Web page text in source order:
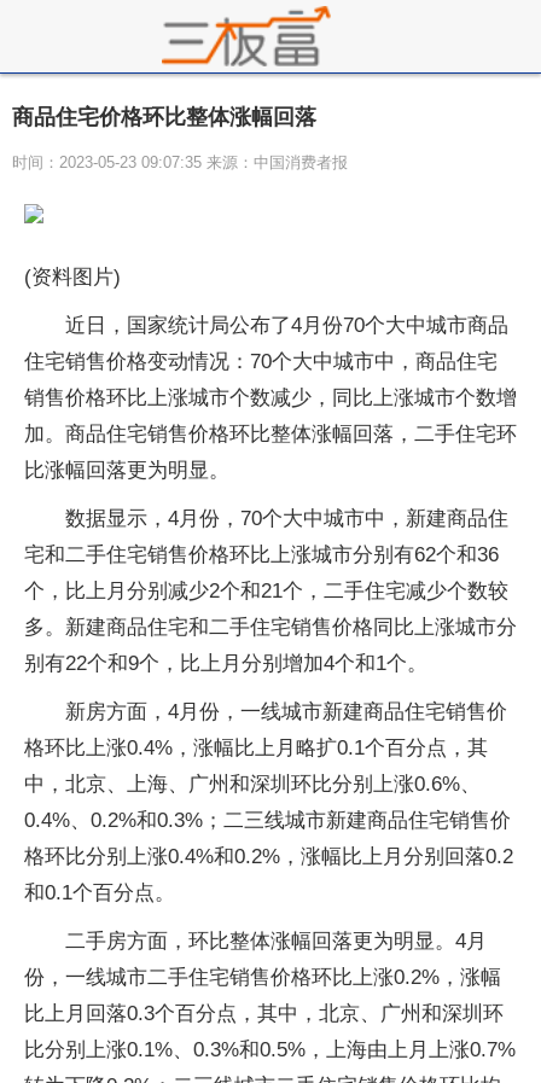
商品住宅价格环比整体涨幅回落
时间：2023-05-23 09:07:35 来源：中国消费者报
(资料图片)
近日，国家统计局公布了4月份70个大中城市商品
住宅销售价格变动情况：70个大中城市中，商品住宅
销售价格环比上涨城市个数减少，同比上涨城市个数增
加。商品住宅销售价格环比整体涨幅回落，二手住宅环
比涨幅回落更为明显。
数据显示，4月份，70个大中城市中，新建商品住
宅和二手住宅销售价格环比上涨城市分别有62个和36
个，比上月分别减少2个和21个，二手住宅减少个数较
多。新建商品住宅和二手住宅销售价格同比上涨城市分
别有22个和9个，比上月分别增加4个和1个。
新房方面，4月份，一线城市新建商品住宅销售价
格环比上涨0.4%，涨幅比上月略扩0.1个百分点，其
中，北京、上海、广州和深圳环比分别上涨0.6%、
0.4%、0.2%和0.3%；二三线城市新建商品住宅销售价
格环比分别上涨0.4%和0.2%，涨幅比上月分别回落0.2
和0.1个百分点。
二手房方面，环比整体涨幅回落更为明显。4月
份，一线城市二手住宅销售价格环比上涨0.2%，涨幅
比上月回落0.3个百分点，其中，北京、广州和深圳环
比分别上涨0.1%、0.3%和0.5%，上海由上月上涨0.7%